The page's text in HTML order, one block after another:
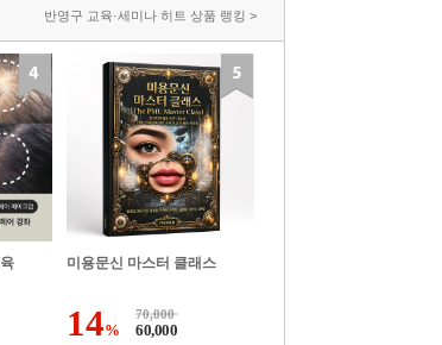
반영구 교육·세미나 히트 상품 랭킹 >
미용문신 마스터 클래스
14%
70,000
60,000